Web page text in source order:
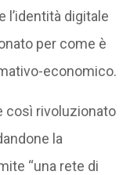
l’identità digitale
per come è
economico.
così rivoluzionato
la
“una rete di